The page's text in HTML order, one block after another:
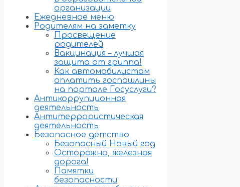
организации
Ежедневное меню
Родителям на заметку
Просвещение
родителей
Вакцинация – лучшая
защита от гриппа!
Как автомобилистам
оплатить госпошлины
на портале Госуслуги?
Антикоррупционная
деятельность
Антитеррористическая
деятельность
Безопасное детство
Безопасный Новый год
Осторожно, железная
дорога!
Памятки
безопасности